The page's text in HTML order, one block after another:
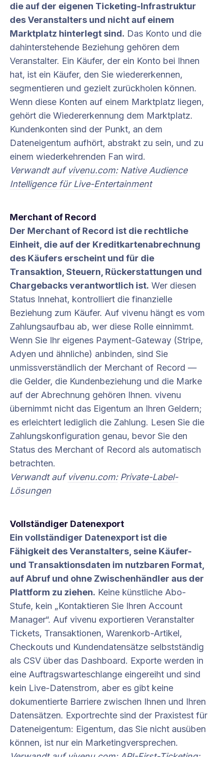
die auf der eigenen Ticketing-Infrastruktur
des Veranstalters und nicht auf einem
Marktplatz hinterlegt sind. Das Konto und die
dahinterstehende Beziehung gehören dem
Veranstalter. Ein Käufer, der ein Konto bei Ihnen
hat, ist ein Käufer, den Sie wiedererkennen,
segmentieren und gezielt zurückholen können.
Wenn diese Konten auf einem Marktplatz liegen,
gehört die Wiedererkennung dem Marktplatz.
Kundenkonten sind der Punkt, an dem
Dateneigentum aufhört, abstrakt zu sein, und zu
einem wiederkehrenden Fan wird.
Verwandt auf vivenu.com: Native Audience
Intelligence für Live-Entertainment
Merchant of Record
Der Merchant of Record ist die rechtliche
Einheit, die auf der Kreditkartenabrechnung
des Käufers erscheint und für die
Transaktion, Steuern, Rückerstattungen und
Chargebacks verantwortlich ist. Wer diesen
Status Innehat, kontrolliert die finanzielle
Beziehung zum Käufer. Auf vivenu hängt es vom
Zahlungsaufbau ab, wer diese Rolle einnimmt.
Wenn Sie Ihr eigenes Payment-Gateway (Stripe,
Adyen und ähnliche) anbinden, sind Sie
unmissverständlich der Merchant of Record —
die Gelder, die Kundenbeziehung und die Marke
auf der Abrechnung gehören Ihnen. vivenu
übernimmt nicht das Eigentum an Ihren Geldern;
es erleichtert lediglich die Zahlung. Lesen Sie die
Zahlungskonfiguration genau, bevor Sie den
Status des Merchant of Record als automatisch
betrachten.
Verwandt auf vivenu.com: Private-Label-
Lösungen
Vollständiger Datenexport
Ein vollständiger Datenexport ist die
Fähigkeit des Veranstalters, seine Käufer-
und Transaktionsdaten im nutzbaren Format,
auf Abruf und ohne Zwischenhändler aus der
Plattform zu ziehen. Keine künstliche Abo-
Stufe, kein „Kontaktieren Sie Ihren Account
Manager“. Auf vivenu exportieren Veranstalter
Tickets, Transaktionen, Warenkorb-Artikel,
Checkouts und Kundendatensätze selbstständig
als CSV über das Dashboard. Exporte werden in
eine Auftragswarteschlange eingereiht und sind
kein Live-Datenstrom, aber es gibt keine
dokumentierte Barriere zwischen Ihnen und Ihren
Datensätzen. Exportrechte sind der Praxistest für
Dateneigentum: Eigentum, das Sie nicht ausüben
können, ist nur ein Marketingversprechen.